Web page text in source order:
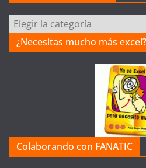
a
t
a
¿Necesitas mucho más excel?
Colaborando con FANATIC